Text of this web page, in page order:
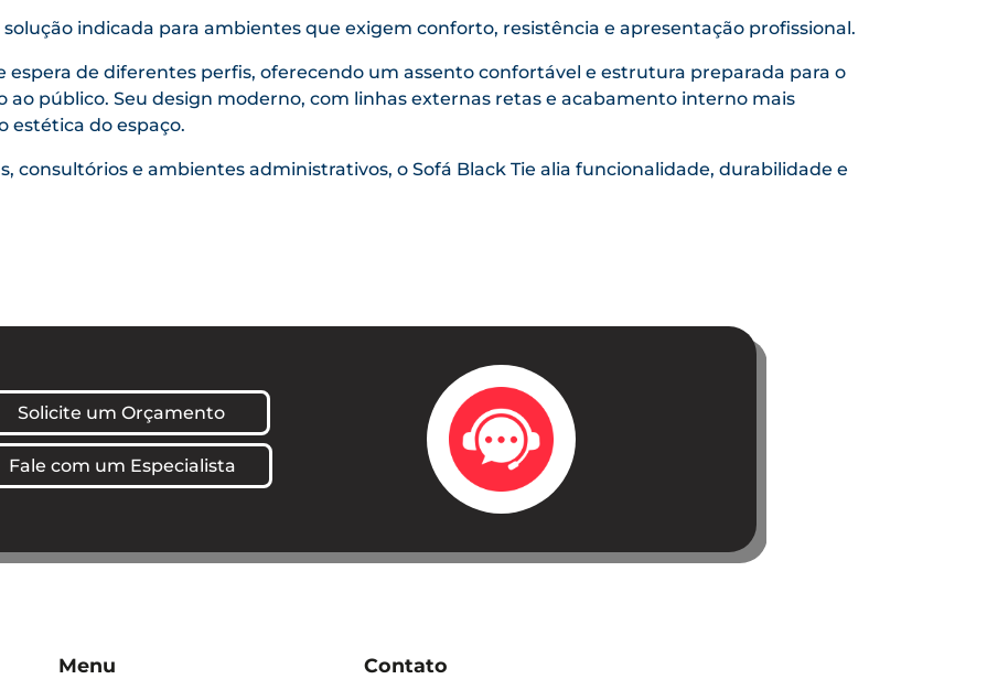
indicada para ambientes que exigem conforto, resistência e apresentação profissional.
espera de diferentes perfis, oferecendo um assento confortável e estrutura preparada para o
público. Seu design moderno, com linhas externas retas e acabamento interno mais
estética do espaço.
consultórios e ambientes administrativos, o Sofá Black Tie alia funcionalidade, durabilidade e
Solicite um Orçamento
Fale com um Especialista
Menu Contato